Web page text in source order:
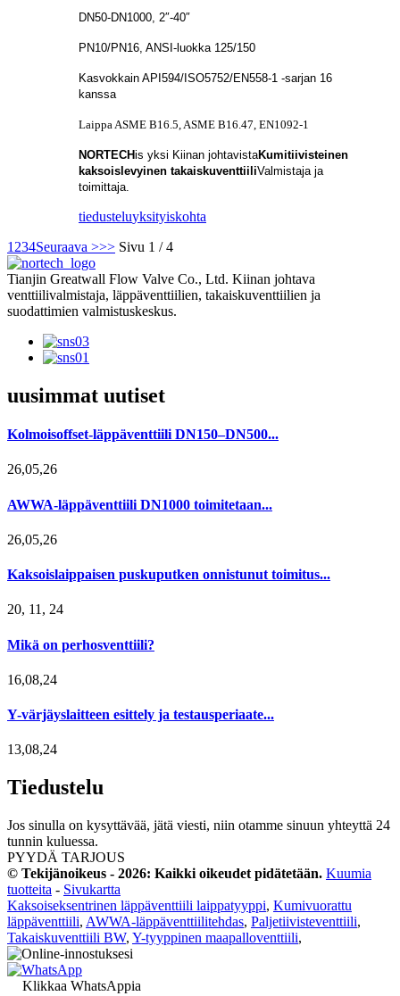
DN50-DN1000, 2″-40″
PN10/PN16, ANSI-luokka 125/150
Kasvokkain API594/ISO5752/EN558-1 -sarjan 16
kanssa
Laippa ASME B16.5, ASME B16.47, EN1092-1
NORTECHis yksi Kiinan johtavistaKumitiivisteinen
kaksoislevyinen takaiskuventtiiliValmistaja ja
toimittaja.
tiedusteluyksityiskohta
1 234Seuraava >>> Sivu 1 / 4
Tianjin Greatwall Flow Valve Co., Ltd. Kiinan johtava
venttiilivalmistaja, läppäventtiilien, takaiskuventtiilien ja
suodattimien valmistuskeskus.
uusimmat uutiset
Kolmoisoffset-läppäventtiili DN150–DN500...
26,05,26
AWWA-läppäventtiili DN1000 toimitetaan...
26,05,26
Kaksoislaippaisen puskuputken onnistunut toimitus...
20, 11, 24
Mikä on perhosventtiili?
16,08,24
Y-värjäyslaitteen esittely ja testausperiaate...
13,08,24
Tiedustelu
Jos sinulla on kysyttävää, jätä viesti, niin otamme sinuun yhteyttä 24
tunnin kuluessa.
PYYDÄ TARJOUS
© Tekijänoikeus - 2026: Kaikki oikeudet pidätetään. Kuumia
tuotteita - Sivukartta
Kaksoiseksentrinen läppäventtiili laippatyyppi, Kumivuorattu
läppäventtiili, AWWA-läppäventtiilitehdas, Paljetiivisteventtiili,
Takaiskuventtiili BW, Y-tyyppinen maapalloventtiili,
Klikkaa WhatsAppia